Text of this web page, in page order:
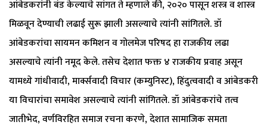
आंबेडकरांनी बंड केल्याचे सांगत ते म्हणाले की, २०२० पासून शस्त्र व शास्त्र
मिळवून देण्याची लढाई सुरू झाली असल्याचे त्यांनी सांगितले. डॉ
आंबेडकरांचा सायमन कमिशन व गोलमेज परिषद हा राजकीय लढा
असल्याचे त्यांनी नमूद केले. तसेच देशात फक्त ४ राजकीय प्रवाह असून
यामध्ये गांधीवादी, मार्क्सवादी विचार (कम्युनिस्ट), हिंदुत्ववादी व आंबेडकरी
या विचारांचा समावेश असल्याचे त्यांनी सांगितले. डॉ आंबेडकरांचे तत्व
जातीभेद, वर्णविरहित समाज रचना करणे, देशात सामाजिक समता